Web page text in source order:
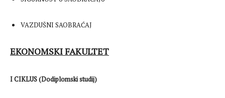
VAZDUŠNI SAOBRAĆAJ
EKONOMSKI FAKULTET
I CIKLUS (Dodiplomski studij)